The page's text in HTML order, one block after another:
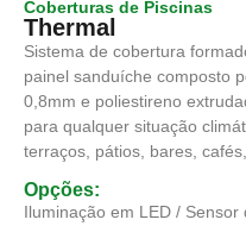
Coberturas de Piscinas
Thermal
Sistema de cobertura
painel sanduíche composto
0,8mm e poliestireno
para qualquer situação
terraços, pátios, bares,
Opções:
Iluminação em LED /